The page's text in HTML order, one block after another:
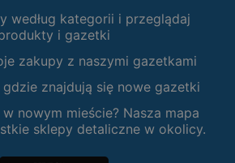
według kategorii i przeglądaj
i gazetki
zakupy z naszymi gazetkami
znajdują się nowe gazetki
nowym mieście? Nasza mapa
sklepy detaliczne w okolicy.